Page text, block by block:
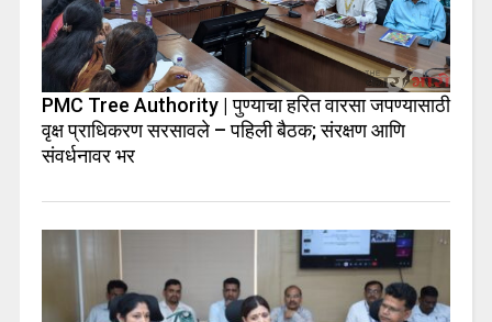
PMC Tree Authority | पुण्याचा हरित वारसा जपण्यासाठी
वृक्ष प्राधिकरण सरसावले – पहिली बैठक; संरक्षण आणि
संवर्धनावर भर